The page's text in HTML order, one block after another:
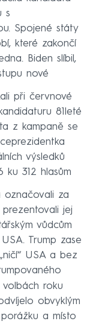
s
Spojené státy
které zakončí
Biden slíbil,
nové
při červnové
81leté
z kampaně se
výsledků
ku 312 hlasům
označovali za
jej
vůdcům
Trump zase
USA a bez
roku
obvyklým
a místo